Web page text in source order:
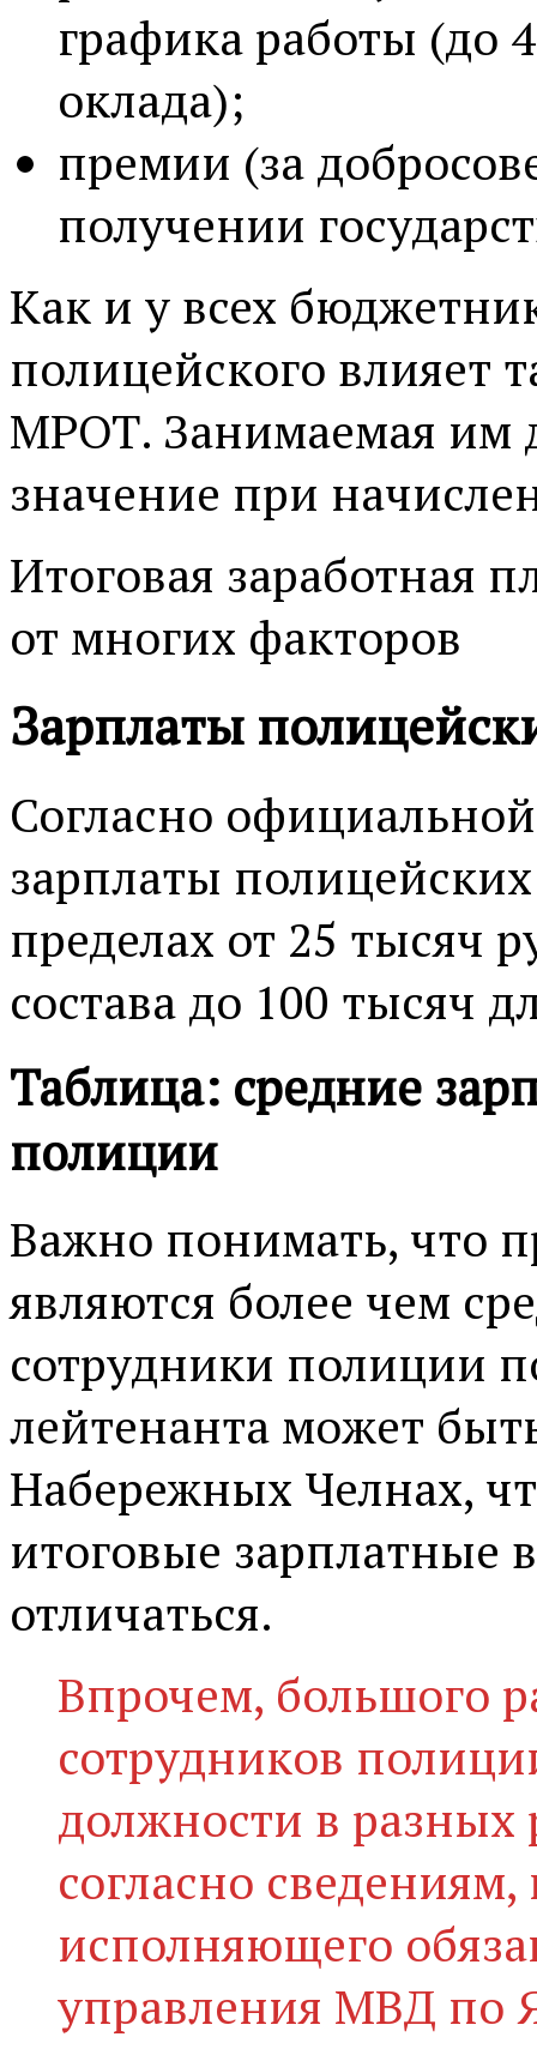
графика работы (до
оклада);
премии (за
получении
Как и у всех
полицейского влияет
МРОТ. Занимаемая им
значение при
Итоговая заработная
от многих факторов
Зарплаты
Согласно
зарплаты
пределах от 25 тысяч
состава до 100 тысяч
Таблица: средние
полиции
Важно понимать, что
являются более чем
сотрудники полиции
лейтенанта может
Набережных Челнах,
итоговые зарплатные
отличаться.
Впрочем, большого
сотрудников
должности в разных
согласно
исполняющего
управления МВД по